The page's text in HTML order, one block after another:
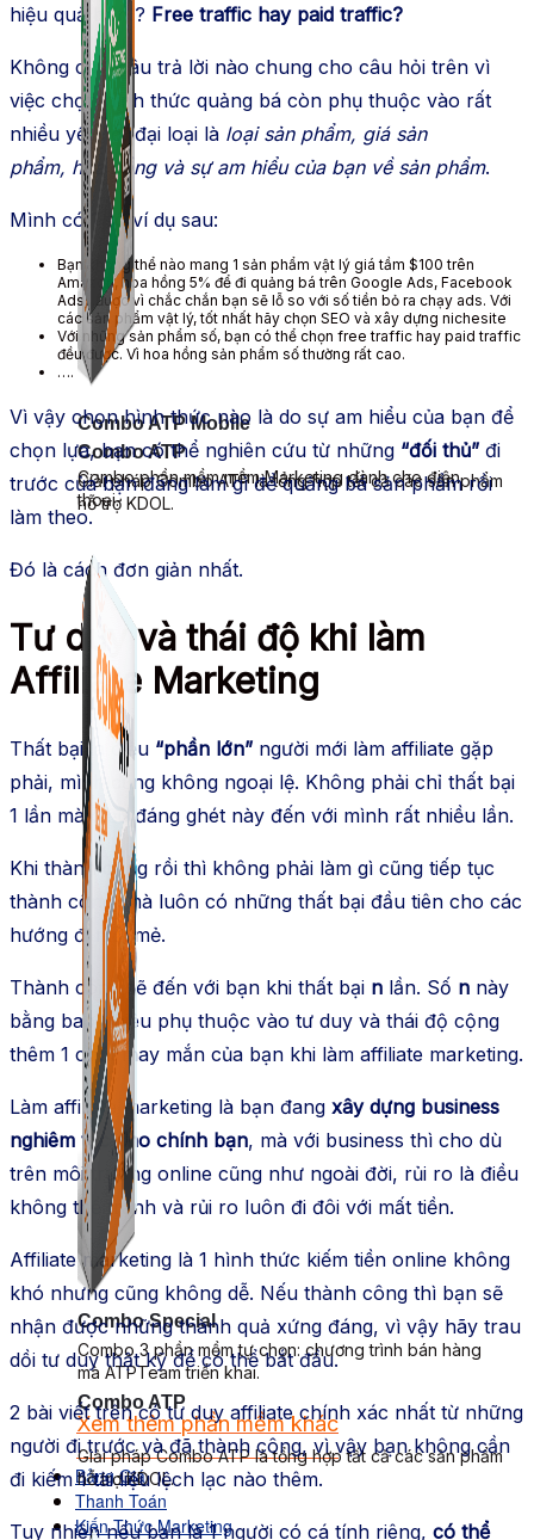
Combo ATP
Giải pháp Combo ATP là tổng hợp tất cả các sản phẩm
hỗ trợ KDOL.
Combo Special
Combo 3 phần mềm tự chọn: chương trình bán hàng
mà ATPTeam triển khai.
Xem thêm phần mềm khác
Xem thêm phần mềm khác
Bảng Giá
Thanh Toán
Kiến Thức Marketing
Combo ATP Mobile
Combo phần mềm mềm Marketing dành cho điện
thoại.
Combo ATP
Giải pháp Combo ATP là tổng hợp tất cả các sản phẩm
hỗ trợ KDOL.
hiệu quả hơn ? Free traffic hay paid traffic?
Không có 1 câu trả lời nào chung cho câu hỏi trên vì
việc chọn hình thức quảng bá còn phụ thuộc vào rất
nhiều yếu tố, đại loại là loại sản phẩm, giá sản
phẩm, hoa hồng và sự am hiểu của bạn về sản phẩm.
Mình có 1 số ví dụ sau:
Bạn không thể nào mang 1 sản phẩm vật lý giá tầm $100 trên
Amazon, hoa hồng 5% để đi quảng bá trên Google Ads, Facebook
Ads,..được vì chắc chắn bạn sẽ lỗ so với số tiền bỏ ra chạy ads. Với
các sản phẩm vật lý, tốt nhất hãy chọn SEO và xây dựng nichesite
Với những sản phẩm số, bạn có thể chọn free traffic hay paid traffic
đều được. Vì hoa hồng sản phẩm số thường rất cao.
….
Vì vậy chọn hình thức nào là do sự am hiểu của bạn để
chọn lựa, bạn có thể nghiên cứu từ những “đối thủ” đi
trước của bạn đang làm gì để quảng bá sản phẩm rồi
làm theo.
Đó là cách đơn giản nhất.
Tư duy và thái độ khi làm
Affiliate Marketing
Thất bại là điều “phần lớn” người mới làm affiliate gặp
phải, mình cũng không ngoại lệ. Không phải chỉ thất bại
1 lần mà điều đáng ghét này đến với mình rất nhiều lần.
Khi thành công rồi thì không phải làm gì cũng tiếp tục
thành công, mà luôn có những thất bại đầu tiên cho các
hướng đi mới mẻ.
Thành công sẽ đến với bạn khi thất bại n lần. Số n này
bằng bao nhiêu phụ thuộc vào tư duy và thái độ cộng
thêm 1 chút may mắn của bạn khi làm affiliate marketing.
Làm affiliate marketing là bạn đang xây dựng business
nghiêm túc cho chính bạn, mà với business thì cho dù
trên môi trường online cũng như ngoài đời, rủi ro là điều
không thể tránh và rủi ro luôn đi đôi với mất tiền.
Affiliate marketing là 1 hình thức kiếm tiền online không
khó nhưng cũng không dễ. Nếu thành công thì bạn sẽ
nhận được những thành quả xứng đáng, vì vậy hãy trau
dồi tư duy thật kỹ để có thể bắt đầu.
2 bài viết trên có tư duy affiliate chính xác nhất từ những
người đi trước và đã thành công, vì vậy bạn không cần
đi kiếm 1 tài liệu lệch lạc nào thêm.
Tuy nhiên nếu bạn là 1 người có cá tính riêng, có thể